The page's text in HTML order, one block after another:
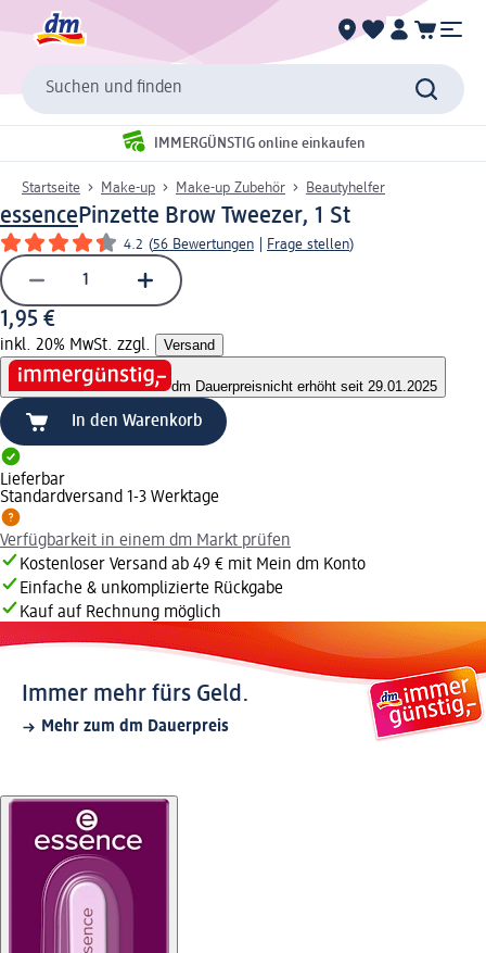
Suchen und finden
IMMERGÜNSTIG online einkaufen
Startseite Make-up Make-up Zubehör Beautyhelfer
essencePinzette Brow Tweezer, 1 St
4.2 (56 Bewertungen Frage stellen)
1,95 €
inkl. 20% MwSt. zzgl. Versand
dm Dauerpreisnicht erhöht seit 29.01.2025
In den Warenkorb
Lieferbar
Standardversand 1-3 Werktage
Verfügbarkeit in einem dm Markt prüfen
Kostenloser Versand ab 49 € mit Mein dm Konto
Einfache & unkomplizierte Rückgabe
Kauf auf Rechnung möglich
Immer mehr fürs Geld.
Mehr zum dm Dauerpreis